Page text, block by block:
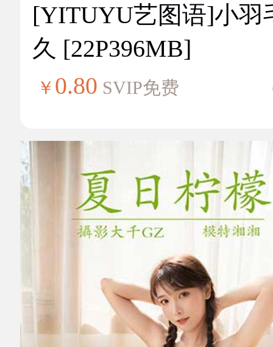
[YITUYU艺图语]小羽
久 [22P396MB]
￥ 0.80 SVIP免费